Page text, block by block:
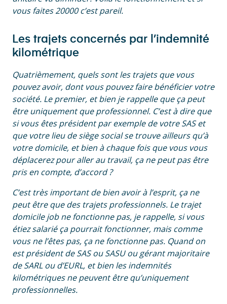
vous faites 20000 c’est pareil.
Les trajets concernés par l’indemnité
kilométrique
Quatrièmement, quels sont les trajets que vous
pouvez avoir, dont vous pouvez faire bénéficier votre
société. Le premier, et bien je rappelle que ça peut
être uniquement que professionnel. C’est à dire que
si vous êtes président par exemple de votre SAS et
que votre lieu de siège social se trouve ailleurs qu’à
votre domicile, et bien à chaque fois que vous vous
déplacerez pour aller au travail, ça ne peut pas être
pris en compte, d’accord ?
C’est très important de bien avoir à l’esprit, ça ne
peut être que des trajets professionnels. Le trajet
domicile job ne fonctionne pas, je rappelle, si vous
étiez salarié ça pourrait fonctionner, mais comme
vous ne l’êtes pas, ça ne fonctionne pas. Quand on
est président de SAS ou SASU ou gérant majoritaire
de SARL ou d’EURL, et bien les indemnités
kilométriques ne peuvent être qu’uniquement
professionnelles.